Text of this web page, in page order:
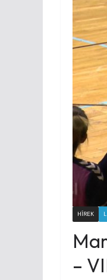
HÍREK
–